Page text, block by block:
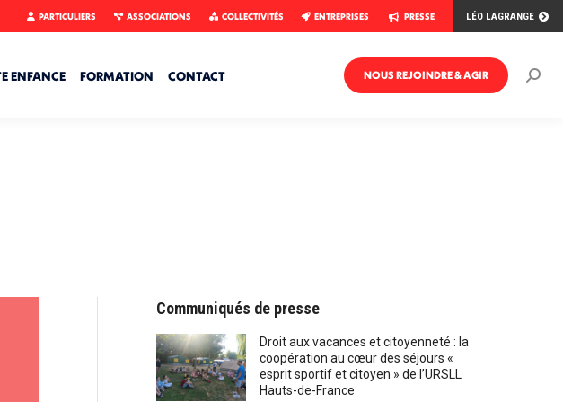
PARTICULIERS ASSOCIATIONS COLLECTIVITÉS ENTREPRISES PRESSE LÉO LAGRANGE
ENFANCE FORMATION CONTACT NOUS REJOINDRE & AGIR
Communiqués de presse
Droit aux vacances et citoyenneté : la
coopération au cœur des séjours «
esprit sportif et citoyen » de l’URSLL
Hauts-de-France